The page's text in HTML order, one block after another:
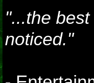
"...the
noticed."